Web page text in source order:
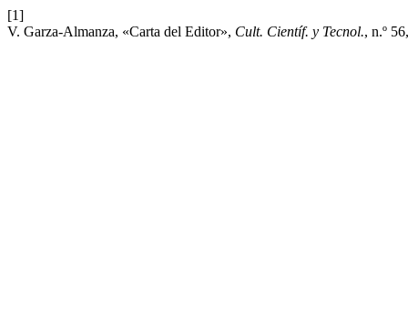
[1]
V. Garza-Almanza, «Carta del Editor», Cult. Científ. y Tecnol., n.º